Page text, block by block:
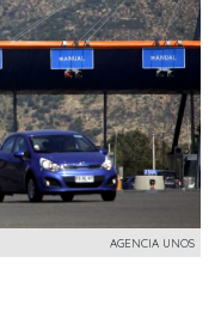
AGENCIA UNOS